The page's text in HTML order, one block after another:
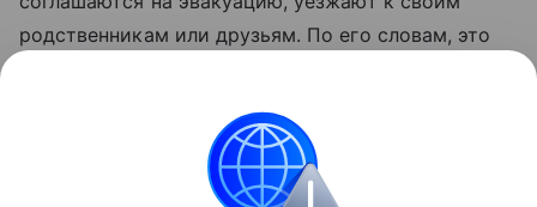
родственникам или друзьям. По его словам, это
и якобы победит Москву».